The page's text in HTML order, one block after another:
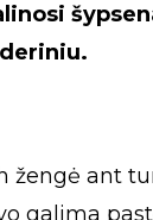
žengė ant
galima